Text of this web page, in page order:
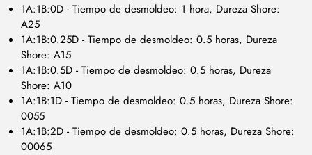
1A:1B:0D - Tiempo de desmoldeo: 1 hora, Dureza Shore:
A25
1A:1B:0.25D - Tiempo de desmoldeo: 0.5 horas, Dureza
Shore: A15
1A:1B:0.5D - Tiempo de desmoldeo: 0.5 horas, Dureza
Shore: A10
1A:1B:1D - Tiempo de desmoldeo: 0.5 horas, Dureza Shore:
0055
1A:1B:2D - Tiempo de desmoldeo: 0.5 horas, Dureza Shore:
00065